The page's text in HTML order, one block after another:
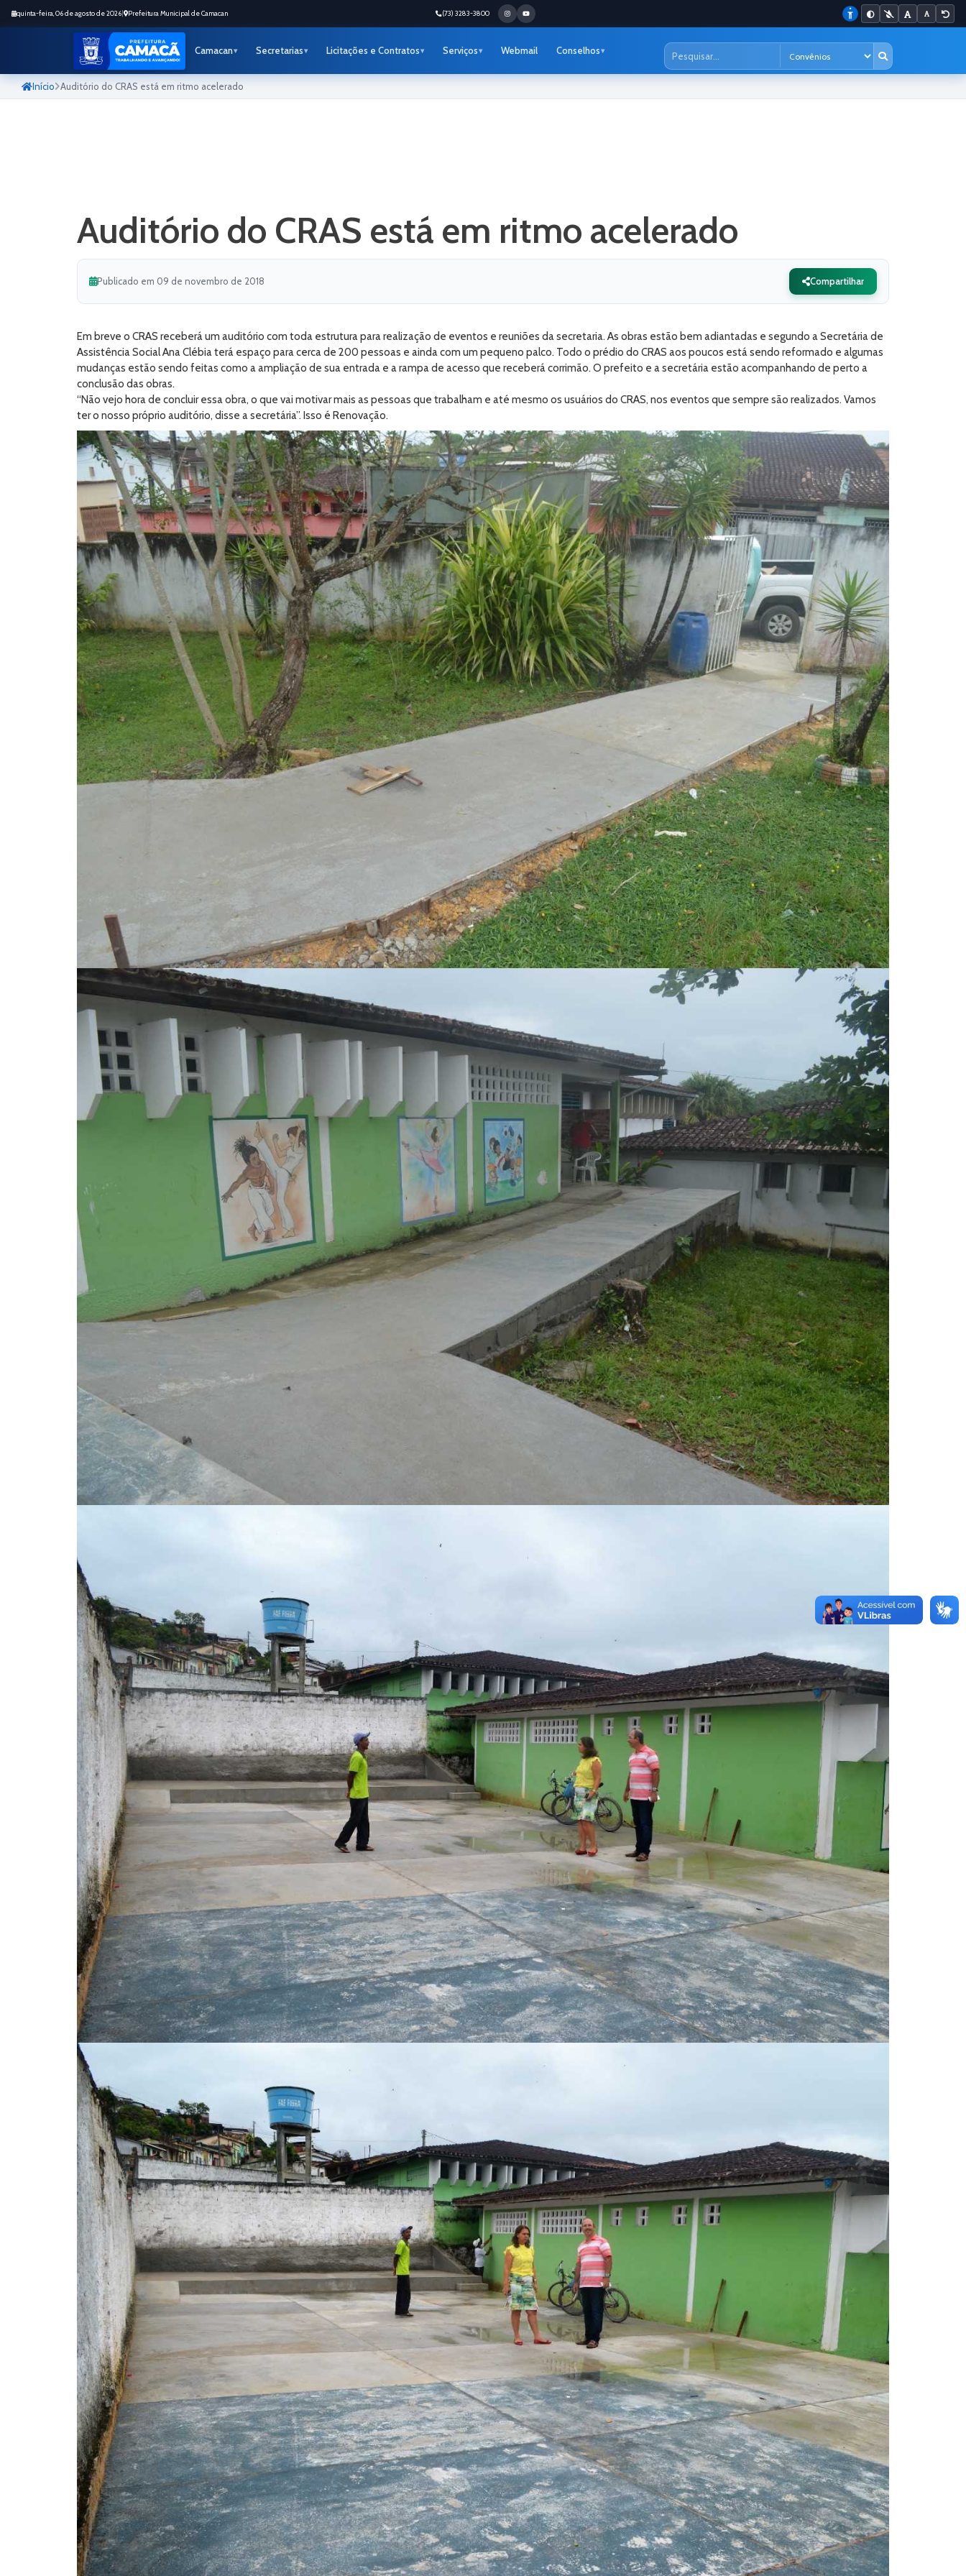
quinta-feira, 06 de agosto de 2026 Prefeitura Municipal de Camacan (73) 3283-3800
Camacan Secretarias Licitações e Contratos Serviços Webmail Conselhos
Início Auditório do CRAS está em ritmo acelerado
Auditório do CRAS está em ritmo acelerado
Publicado em 09 de novembro de 2018 Compartilhar
Em breve o CRAS receberá um auditório com toda estrutura para realização de eventos e reuniões da secretaria. As obras estão bem adiantadas e segundo a Secretária de
Assistência Social Ana Clébia terá espaço para cerca de 200 pessoas e ainda com um pequeno palco. Todo o prédio do CRAS aos poucos está sendo reformado e algumas
mudanças estão sendo feitas como a ampliação de sua entrada e a rampa de acesso que receberá corrimão. O prefeito e a secretária estão acompanhando de perto a
conclusão das obras.
“Não vejo hora de concluir essa obra, o que vai motivar mais as pessoas que trabalham e até mesmo os usuários do CRAS, nos eventos que sempre são realizados. Vamos
ter o nosso próprio auditório, disse a secretária”. Isso é Renovação.